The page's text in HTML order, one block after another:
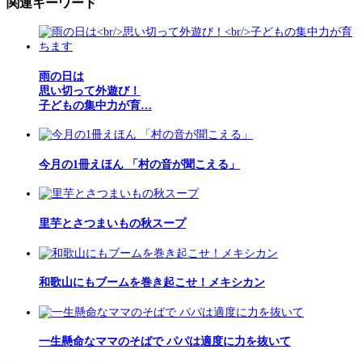
雨の日は
思い切って外遊び！
子どもの集中力が育…
今月の1冊えほん 「村の音が聞こえる」
里芋とさつまいもの秋スープ
和歌山にもブームを巻き起こせ！メキシカン
一生懸命なママのそばで パパは適度に力を抜いて